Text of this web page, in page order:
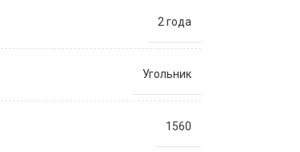
2 года
Угольник
1560